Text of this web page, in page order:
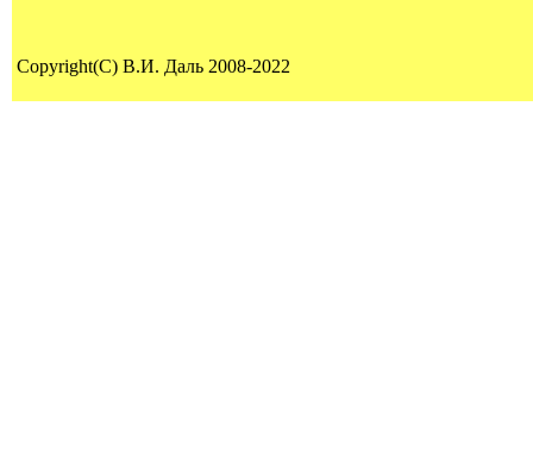
Copyright(C) В.И. Даль 2008-2022